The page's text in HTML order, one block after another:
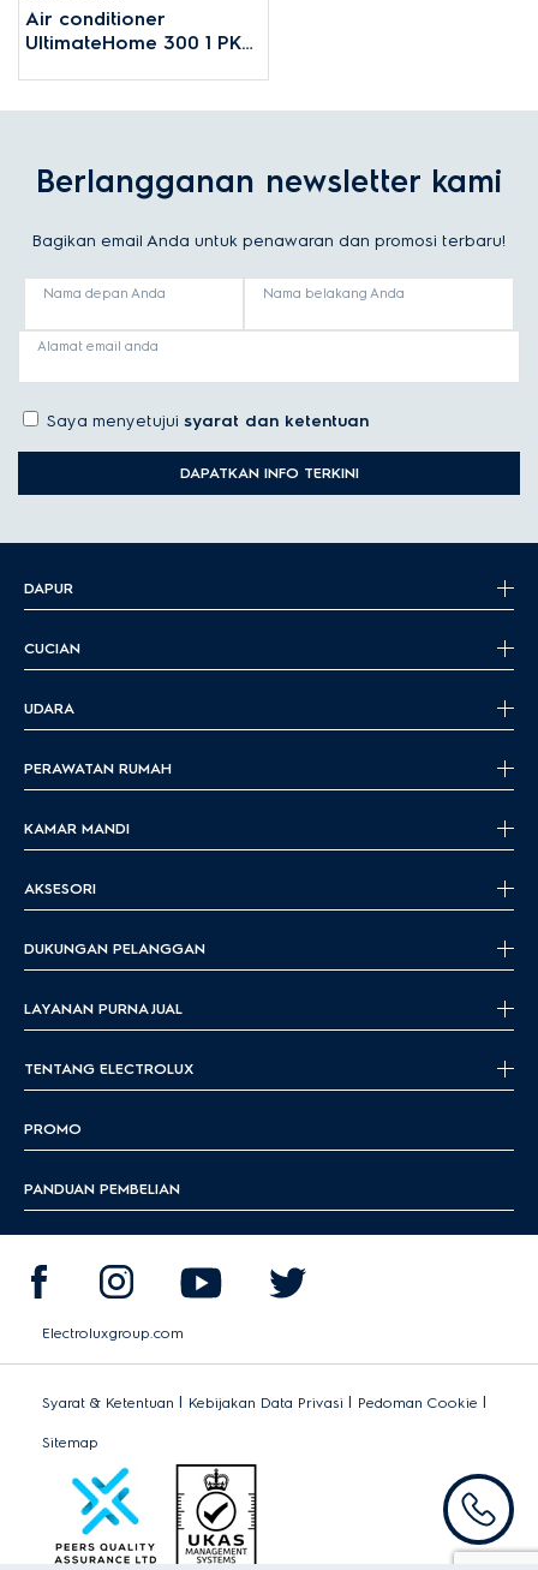
Air conditioner
UltimateHome 300 1 PK
Berlangganan newsletter kami
Bagikan email Anda untuk penawaran dan promosi terbaru!
Nama depan Anda Nama belakang Anda
Alamat email anda
Saya menyetujui syarat dan ketentuan
DAPATKAN INFO TERKINI
DAPUR
CUCIAN
UDARA
PERAWATAN RUMAH
KAMAR MANDI
AKSESORI
DUKUNGAN PELANGGAN
LAYANAN PURNA JUAL
TENTANG ELECTROLUX
PROMO
PANDUAN PEMBELIAN
Electroluxgroup.com
Syarat & Ketentuan | Kebijakan Data Privasi | Pedoman Cookie |
Sitemap